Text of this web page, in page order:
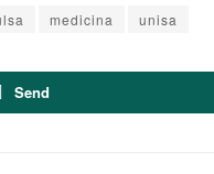
medicina unisa
Send